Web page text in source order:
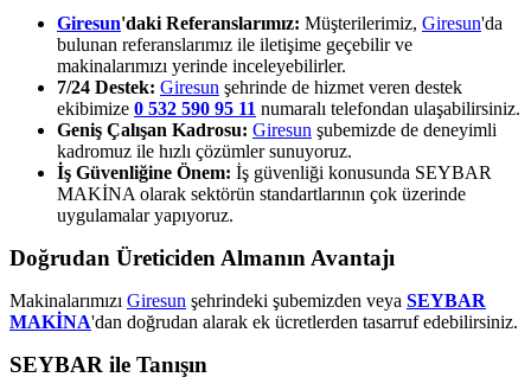
Giresun'daki Referanslarımız: Müşterilerimiz, Giresun'da
bulunan referanslarımız ile iletişime geçebilir ve
makinalarımızı yerinde inceleyebilirler.
7/24 Destek: Giresun şehrinde de hizmet veren destek
ekibimize 0 532 590 95 11 numaralı telefondan ulaşabilirsiniz.
Geniş Çalışan Kadrosu: Giresun şubemizde de deneyimli
kadromuz ile hızlı çözümler sunuyoruz.
İş Güvenliğine Önem: İş güvenliği konusunda SEYBAR
MAKİNA olarak sektörün standartlarının çok üzerinde
uygulamalar yapıyoruz.
Doğrudan Üreticiden Almanın Avantajı
Makinalarımızı Giresun şehrindeki şubemizden veya SEYBAR
MAKİNA'dan doğrudan alarak ek ücretlerden tasarruf edebilirsiniz.
SEYBAR ile Tanışın